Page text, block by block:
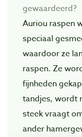
gewaardeerd?
Auriou raspen
speciaal
waardoor ze
raspen. Ze
fijnheden
tandjes, wordt
steek vraagt
ander